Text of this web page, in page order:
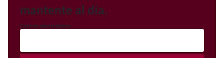
mantente al día.
Correo electrónico